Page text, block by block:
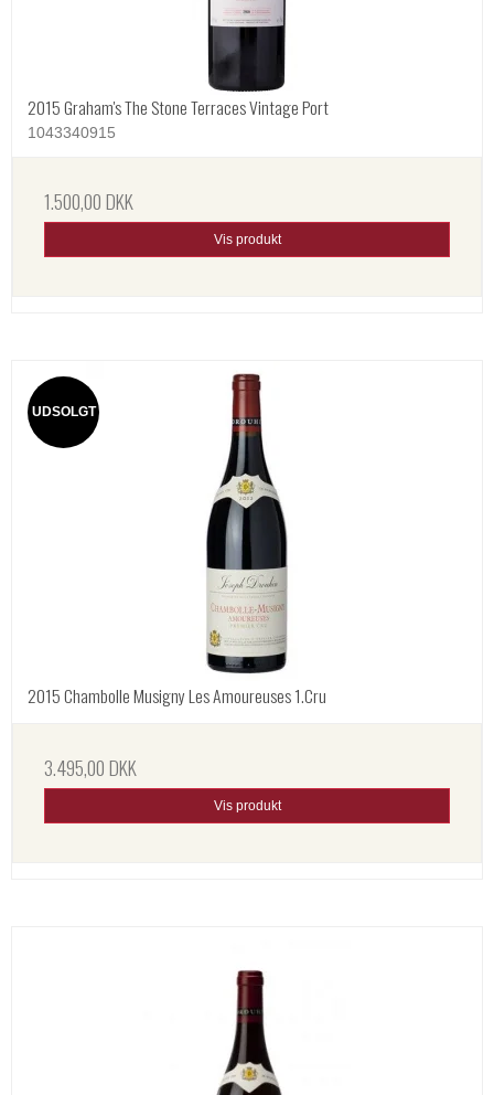
2015 Graham's The Stone Terraces Vintage Port
1043340915
1.500,00 DKK
Vis produkt
UDSOLGT
2015 Chambolle Musigny Les Amoureuses 1.Cru
3.495,00 DKK
Vis produkt